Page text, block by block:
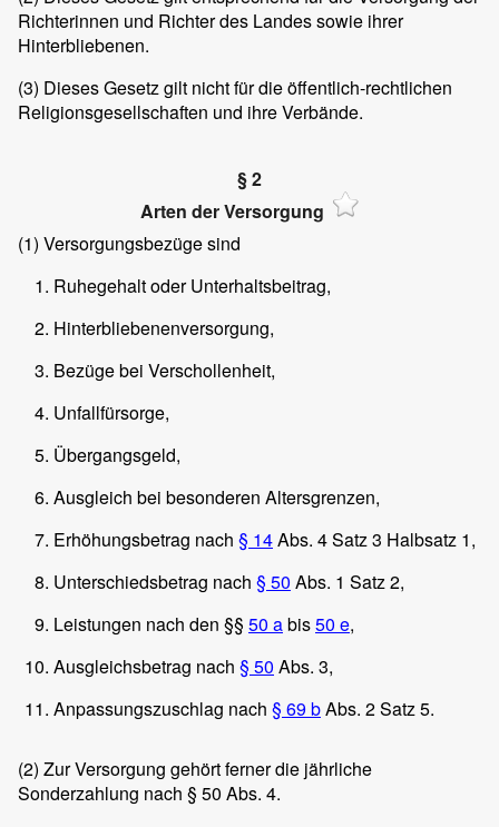
Richterinnen und Richter des Landes sowie ihrer
Hinterbliebenen.
(3) Dieses Gesetz gilt nicht für die öffentlich-rechtlichen
Religionsgesellschaften und ihre Verbände.
§ 2
Arten der Versorgung
(1) Versorgungsbezüge sind
Ruhegehalt oder Unterhaltsbeitrag,
Hinterbliebenenversorgung,
Bezüge bei Verschollenheit,
Unfallfürsorge,
Übergangsgeld,
Ausgleich bei besonderen Altersgrenzen,
Erhöhungsbetrag nach § 14Abs. 4 Satz 3 Halbsatz 1,
Unterschiedsbetrag nach § 50 Abs. 1 Satz 2,
Leistungen nach den §§ 50 abis50 e,
Ausgleichsbetrag nach § 50 Abs. 3,
Anpassungszuschlag nach § 69 bAbs. 2 Satz 5.
(2) Zur Versorgung gehört ferner die jährliche
Sonderzahlung nach § 50 Abs. 4.